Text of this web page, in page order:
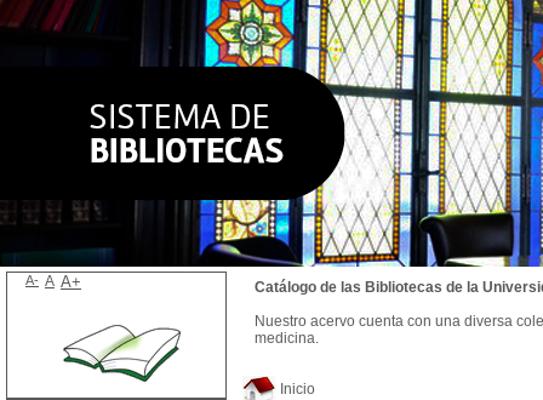
Inicio
Catálogo de las Bibliotecas de la
Nuestro acervo cuenta con una diversa
medicina.
A- A A+